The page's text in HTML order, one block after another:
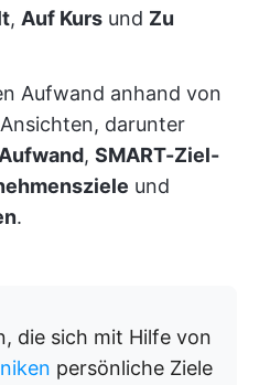
, Auf Kurs und Zu
Aufwand anhand von
darunter
, SMART-Ziel-
und
.
die sich mit Hilfe von
persönliche Ziele